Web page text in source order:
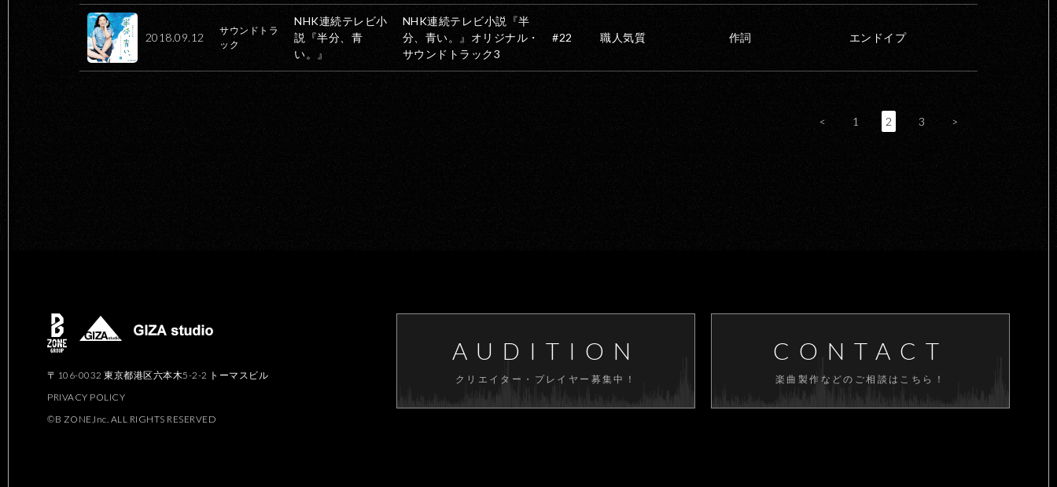
2018.09.12
サウンドトラ
ック
NHK連続テレビ小説『半
分、青い。』オリジナル・
サウンドトラック3
NHK連続テレビ小
説『半分、青
い。』
#22 職人気質 作詞 エンドイプ
< 1 2 3 >
〒106-0032 東京都港区六本木5-2-2 トーマスビル
PRIVACY POLICY
©B ZONE,Inc. ALL RIGHTS RESERVED
AUDITION
クリエイター・プレイヤー募集中！
CONTACT
楽曲製作などのご相談はこちら！